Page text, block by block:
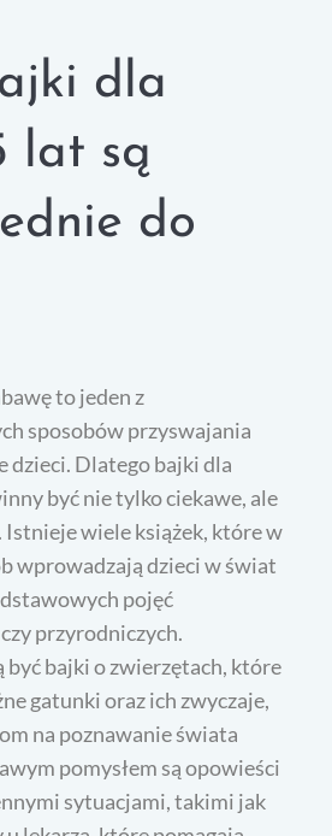
dla
lat są
do
to jeden z
sposobów przyswajania
dzieci. Dlatego bajki dla
być nie tylko ciekawe, ale
Istnieje wiele książek, które w
wprowadzają dzieci w świat
pojęć
przyrodniczych.
być bajki o zwierzętach, które
gatunki oraz ich zwyczaje,
na poznawanie świata
pomysłem są opowieści
sytuacjami, takimi jak